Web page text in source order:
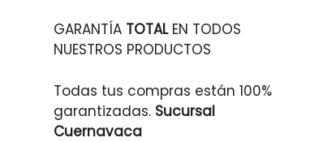
GARANTÍA TOTALEN TODOS
NUESTROS PRODUCTOS
Todas tus compras están 100%
garantizadas. Sucursal
Cuernavaca